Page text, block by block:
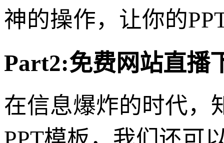
神的操作，让你的
Part2:免费网站直播
在信息爆炸的时代，